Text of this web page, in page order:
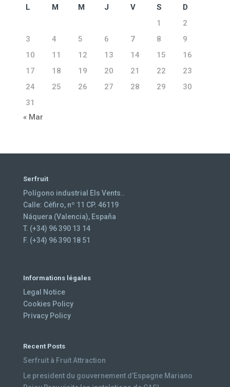
L M M J V S
D
1
2
3
4 5 6 7 8
9
10
11 12 13 14 15
16
17
18 19 20 21 22
23
24
25 26 27 28 29
30
31
« Mar
Serfruit
Polígono industrial Els Vents..
Calle: Céfiro, nº 11 CP. 46119
Náquera (Valencia), España
T. (+34) 96 390 13 14
F. (+34) 96 390 18 51
Informations légales
Legal Notice
Cookies Policy
Privacy Policy
Recent Posts
Serfruit à Fruit Attraction
Le president du gouvernement d’Espagne Mariano